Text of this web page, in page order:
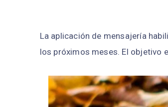
La aplicación de mensajería
los próximos meses. El objetivo